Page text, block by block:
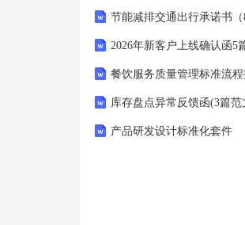
节能减排交通出行承诺书（
2026年新客户上线确认函5
餐饮服务质量管理标准流
库存盘点异常反馈函(3篇范
产品研发设计标准化套件